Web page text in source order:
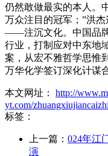
仍然敢做最实的本人。
万众注目的冠军；”洪
——注沉文化。中国品
行业，打制应对中东地
案，从宏不雅哲学思惟
万华化学签订深化计谋
本文网址： http://
yt.com/
标签：
上一篇： 024年江
演